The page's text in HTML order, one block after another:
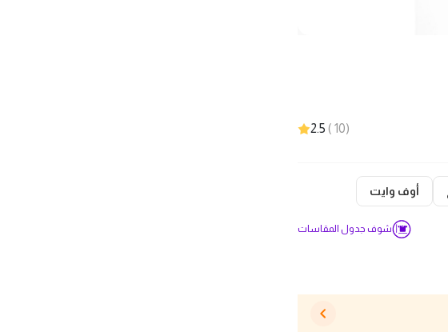
(
10
)
2.5
أوف وايت
شوف جدول المقاسات